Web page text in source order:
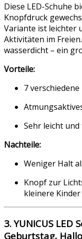
Diese LED-Schuhe
Knopfdruck
Variante ist leichter
Aktivitäten im
wasserdicht – ein
Vorteile:
7
Sehr leicht und
Nachteile:
Weniger Halt
Knopf zur
kleinere Kinder
3. YUNICUS LED
Geburtstag,